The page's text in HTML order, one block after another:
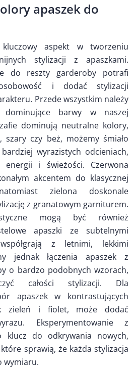
apaszek do
aspekt w tworzeniu
stylizacji z apaszkami.
do reszty garderoby potrafi
i dodać stylizacji
Przede wszystkim należy
barwy w naszej
dominują neutralne kolory,
czy beż, możemy śmiało
wyrazistych odcieniach,
i świeżości. Czerwona
akcentem do klasycznej
zielona doskonale
z granatowym garniturem.
mogą być również
apaszki ze subtelnymi
z letnimi, lekkimi
jednak łączenia apaszek z
o bardzo podobnych wzorach,
całości stylizacji. Dla
apaszek w kontrastujących
zieleń i fiolet, może dodać
Eksperymentowanie z
klucz do odkrywania nowych,
sprawią, że każda stylizacja
wymiaru.